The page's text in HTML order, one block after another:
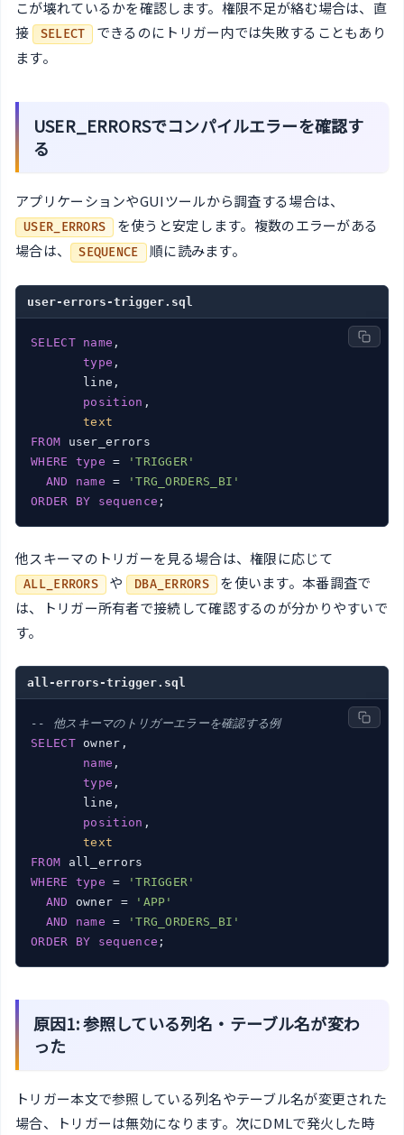
こが壊れているかを確認します。権限不足が絡む場合は、直
接
SELECT
できるのにトリガー内では失敗することもあり
ます。
USER_ERRORSでコンパイルエラーを確認す
る
アプリケーションやGUIツールから調査する場合は、
USER_ERRORS
を使うと安定します。複数のエラーがある
場合は、 SEQUENCE 順に読みます。
user-errors-trigger.sql
SELECT name ,
type ,
       line,
position ,
text
FROM
WHERE
type =
'TRIGGER'
AND
name =
'TRG_ORDERS_BI'
ORDER
BY sequence ;
他スキーマのトリガーを見る場合は、権限に応じて
ALL_ERRORS や DBA_ERRORS を使います。本番調査で
は、トリガー所有者で接続して確認するのが分かりやすいで
す。
all-errors-trigger.sql
-- 他スキーマのトリガーエラーを確認する例
SELECT owner,
name ,
type ,
       line,
position ,
text
FROM
WHERE
type =
'TRIGGER'
AND
owner =
'APP'
AND
name =
'TRG_ORDERS_BI'
ORDER
BY sequence ;
原因1: 参照している列名・テーブル名が変わ
った
トリガー本文で参照している列名やテーブル名が変更された
場合、トリガーは無効になります。次にDMLで発火した時